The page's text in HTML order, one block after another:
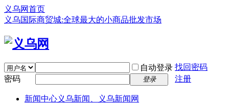
义乌网首页
义乌国际商贸城:全球最大的小商品批发市场
自动登录 找回密码
密码
登录 注册
新闻中心义乌新闻、义乌新闻网